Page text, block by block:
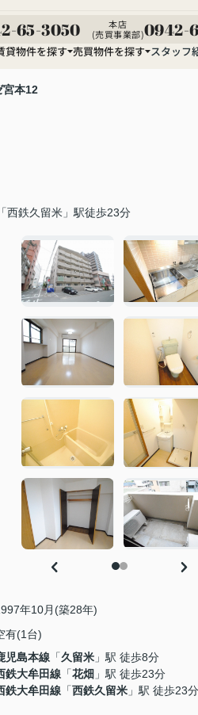
65-3050
本店
(売買事業部)0942-
貸物件を探す 売買物件を探す スタッフ
宮本12
西鉄久留米」駅徒歩23分
年10月(築28年)
有(1台)
児島本線 「久留米 」駅 徒歩8分
鉄大牟田線 「花畑 」駅 徒歩23分
鉄大牟田線 「西鉄久留米 」駅 徒歩23分